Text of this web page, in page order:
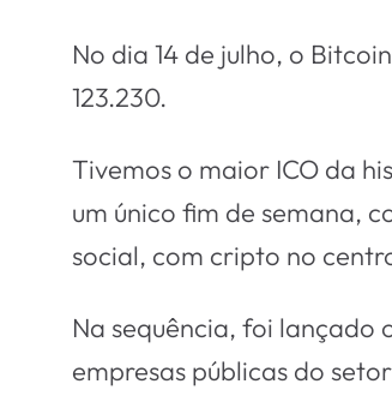
No dia 14 de julho, o
123.230.
Tivemos o maior ICO da
um único fim de semana,
social, com cripto no
Na sequência, foi lançado
empresas públicas do